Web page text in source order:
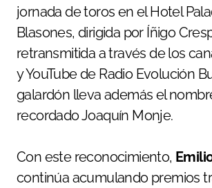
jornada de toros en el Hotel
Blasones, dirigida por Íñigo
retransmitida a través de los
y YouTube de Radio Evolución
galardón lleva además el
recordado Joaquín Monje.
Con este reconocimiento,
continúa acumulando premios